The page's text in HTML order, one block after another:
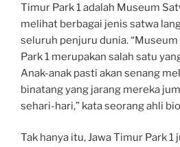
Timur Park 1 adalah Museum
melihat berbagai jenis satwa
seluruh penjuru dunia.
Park 1 merupakan salah satu
Anak-anak pasti akan senang
binatang yang jarang mereka
sehari-hari,” kata seorang ahli
Tak hanya itu, Jawa Timur Park 1